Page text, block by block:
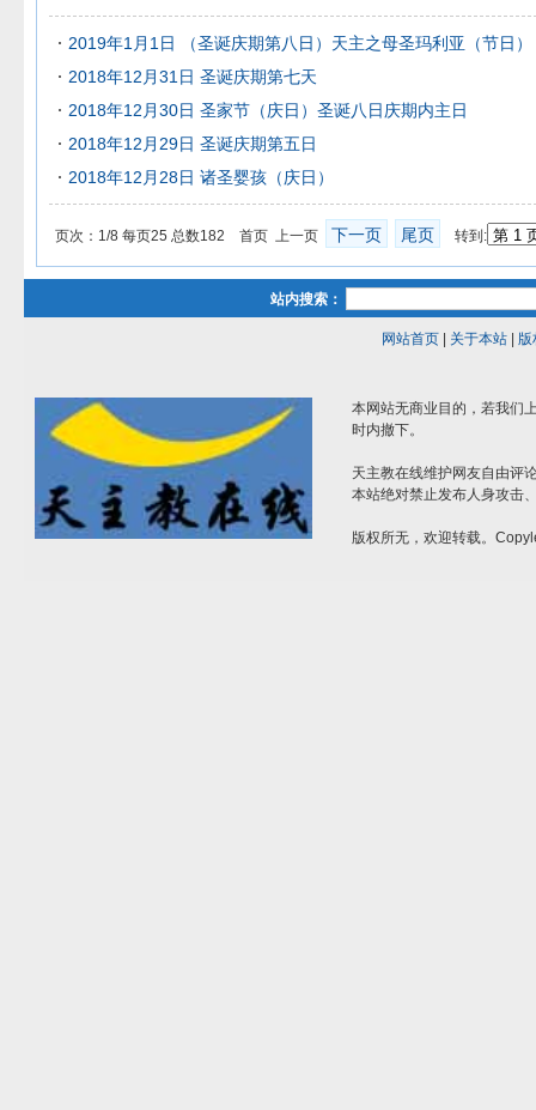
2019年1月1日 （圣诞庆期第八日）天主之母圣玛利亚（节日）
2018年12月31日 圣诞庆期第七天
2018年12月30日 圣家节（庆日）圣诞八日庆期内主日
2018年12月29日 圣诞庆期第五日
2018年12月28日 诸圣婴孩（庆日）
页次：1/8 每页25 总数182 首页 上一页 下一页 尾页 转到:
站内搜索：
网站首页| 关于本站| 版
本网站无商业目的，若我们
时内撤下。
天主教在线维护网友自由评
本站绝对禁止发布人身攻击
版权所无，欢迎转载。